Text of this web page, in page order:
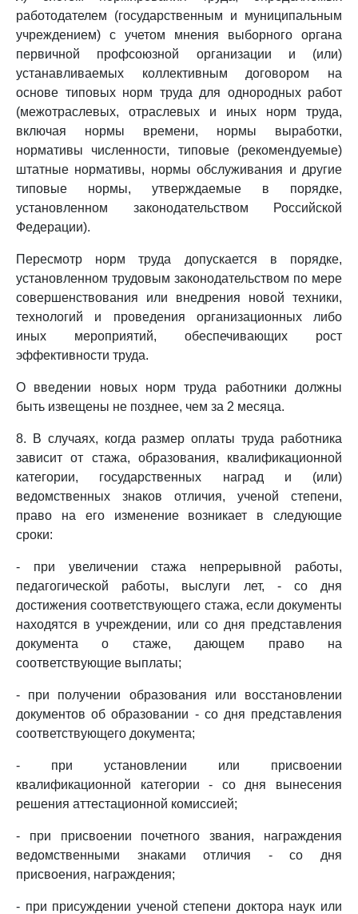
работодателем (государственным и муниципальным
учреждением) с учетом мнения выборного органа
первичной профсоюзной организации и (или)
устанавливаемых коллективным договором на
основе типовых норм труда для однородных работ
(межотраслевых, отраслевых и иных норм труда,
включая нормы времени, нормы выработки,
нормативы численности, типовые (рекомендуемые)
штатные нормативы, нормы обслуживания и другие
типовые нормы, утверждаемые в порядке,
установленном законодательством Российской
Федерации).
Пересмотр норм труда допускается в порядке,
установленном трудовым законодательством по мере
совершенствования или внедрения новой техники,
технологий и проведения организационных либо
иных мероприятий, обеспечивающих рост
эффективности труда.
О введении новых норм труда работники должны
быть извещены не позднее, чем за 2 месяца.
8. В случаях, когда размер оплаты труда работника
зависит от стажа, образования, квалификационной
категории, государственных наград и (или)
ведомственных знаков отличия, ученой степени,
право на его изменение возникает в следующие
сроки:
- при увеличении стажа непрерывной работы,
педагогической работы, выслуги лет, - со дня
достижения соответствующего стажа, если документы
находятся в учреждении, или со дня представления
документа о стаже, дающем право на
соответствующие выплаты;
- при получении образования или восстановлении
документов об образовании - со дня представления
соответствующего документа;
- при установлении или присвоении
квалификационной категории - со дня вынесения
решения аттестационной комиссией;
- при присвоении почетного звания, награждения
ведомственными знаками отличия - со дня
присвоения, награждения;
- при присуждении ученой степени доктора наук или